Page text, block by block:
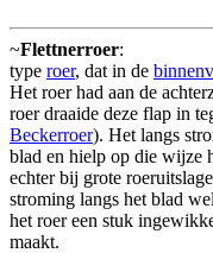
~Flettnerroer:
type roer, dat in de
Het roer had aan de
roer draaide deze flap in
Beckerroer). Het langs
blad en hielp op die wijze
echter bij grote
stroming langs het blad
het roer een stuk
maakt.